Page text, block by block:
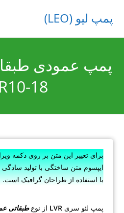
پمپ لیو (LEO)
پمپ عمودی
18
برای تغییر این متن بر روی دکمه
ایپسوم متن ساختگی با تولید
با استفاده از طراحان گرافیک است.
پمپ لئو سری LVR از نوعطبقاتی